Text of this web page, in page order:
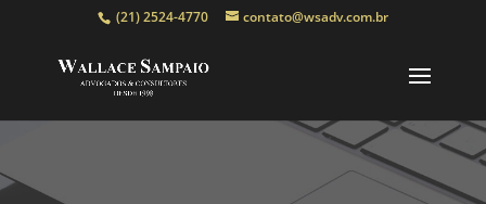
(21) 2524-4770 contato@wsadv.com.br